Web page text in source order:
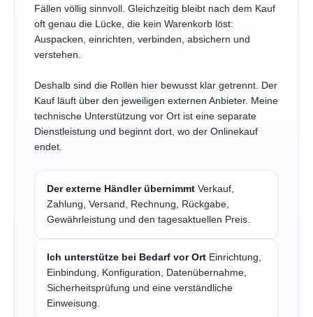
Fällen völlig sinnvoll. Gleichzeitig bleibt nach dem Kauf
oft genau die Lücke, die kein Warenkorb löst:
Auspacken, einrichten, verbinden, absichern und
verstehen.
Deshalb sind die Rollen hier bewusst klar getrennt. Der
Kauf läuft über den jeweiligen externen Anbieter. Meine
technische Unterstützung vor Ort ist eine separate
Dienstleistung und beginnt dort, wo der Onlinekauf
endet.
Der externe Händler übernimmt Verkauf,
Zahlung, Versand, Rechnung, Rückgabe,
Gewährleistung und den tagesaktuellen Preis.
Ich unterstütze bei Bedarf vor Ort Einrichtung,
Einbindung, Konfiguration, Datenübernahme,
Sicherheitsprüfung und eine verständliche
Einweisung.